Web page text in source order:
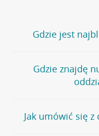
Gdzie jest
Jeśli szukasz oddziału
stronęPlacówki i
wygodna wyszukiwarka.
oddziałów
Gdzie znajdę
Bank Credit Agricole
telefonu do placówki
Jak umówić się